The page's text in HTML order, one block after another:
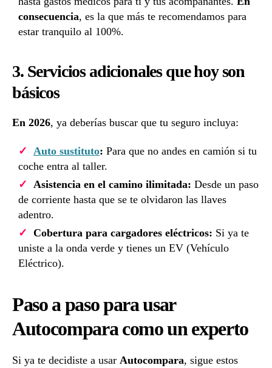
consecuencia, es la que más te recomendamos para
estar tranquilo al 100%.
3. Servicios adicionales que hoy son
básicos
En 2026, ya deberías buscar que tu seguro incluya:
Auto sustituto: Para que no andes en camión si tu
coche entra al taller.
Asistencia en el camino ilimitada: Desde un paso
de corriente hasta que se te olvidaron las llaves
adentro.
Cobertura para cargadores eléctricos: Si ya te
uniste a la onda verde y tienes un EV (Vehículo
Eléctrico).
Paso a paso para usar
Autocompara como un experto
Si ya te decidiste a usar Autocompara, sigue estos